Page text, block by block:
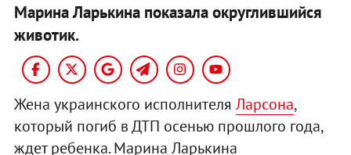
Марина Ларькина показала округлившийся
животик.
Жена украинского исполнителя Ларсона,
который погиб в ДТП осенью прошлого года,
ждет ребенка. Марина Ларькина